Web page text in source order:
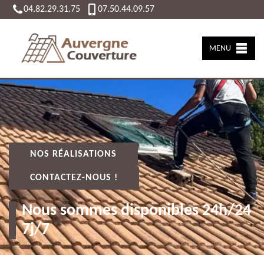
04.82.29.31.75 07.50.44.09.57
MENU
NOS RÉALISATIONS
CONTACTEZ-NOUS !
Nous sommes disponibles 24h/24
7j/7